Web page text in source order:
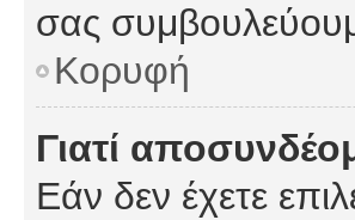
σας
Κορυφή
Γιατί
Εάν δεν έχετε